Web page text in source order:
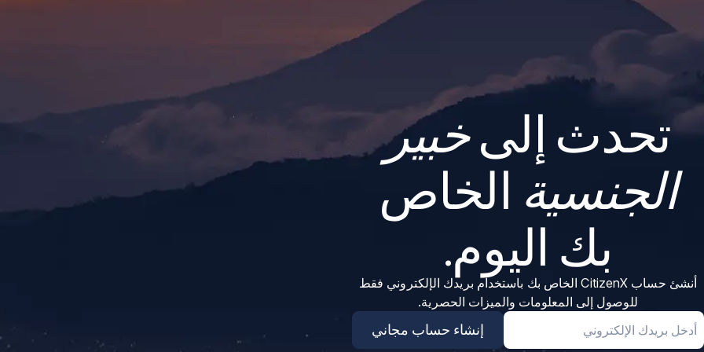
تحدث إلىخبير
الجنسية الخاص
بك اليوم.
أنشئ حساب CitizenX الخاص بك باستخدام بريدك الإلكتروني فقط
للوصول إلى المعلومات والميزات الحصرية.
Email
إنشاء حساب مجاني